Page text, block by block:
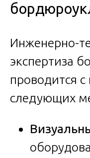
Инженерно-
экспертиза
проводится
следующих